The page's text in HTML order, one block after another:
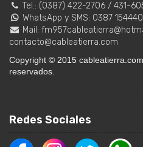
Tel.: (0387) 422-2706 / 431-
WhatsApp y SMS: 0387
Mail:
contacto@cableatierra.com
Copyright © 2015
reservados.
Redes Sociales